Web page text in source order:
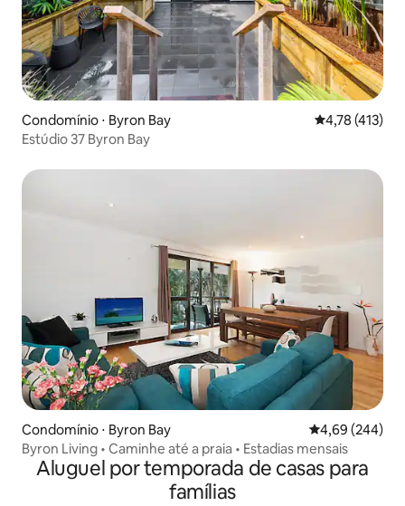
Condomínio ⋅ Byron Bay 4,78 de uma
4,78 (413)
Estúdio 37 Byron Bay
Condomínio ⋅ Byron Bay 4,69 de uma
4,69 (244)
Byron Living • Caminhe até a praia • Estadias mensais
Aluguel por temporada de casas para
famílias